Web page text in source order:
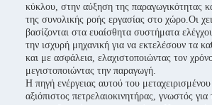
κύκλου, στην αύξηση της παραγωγικότητας
της συνολικής ροής εργασίας στο χώρο.Οι
βασίζονται στα ευαίσθητα συστήματα
την ισχυρή μηχανική για να εκτελέσουν τα
και με ασφάλεια, ελαχιστοποιώντας τον
μεγιστοποιώντας την παραγωγή.
Η πηγή ενέργειας αυτού του μεταχειρισμένου
αξιόπιστος πετρελαιοκινητήρας, γνωστός